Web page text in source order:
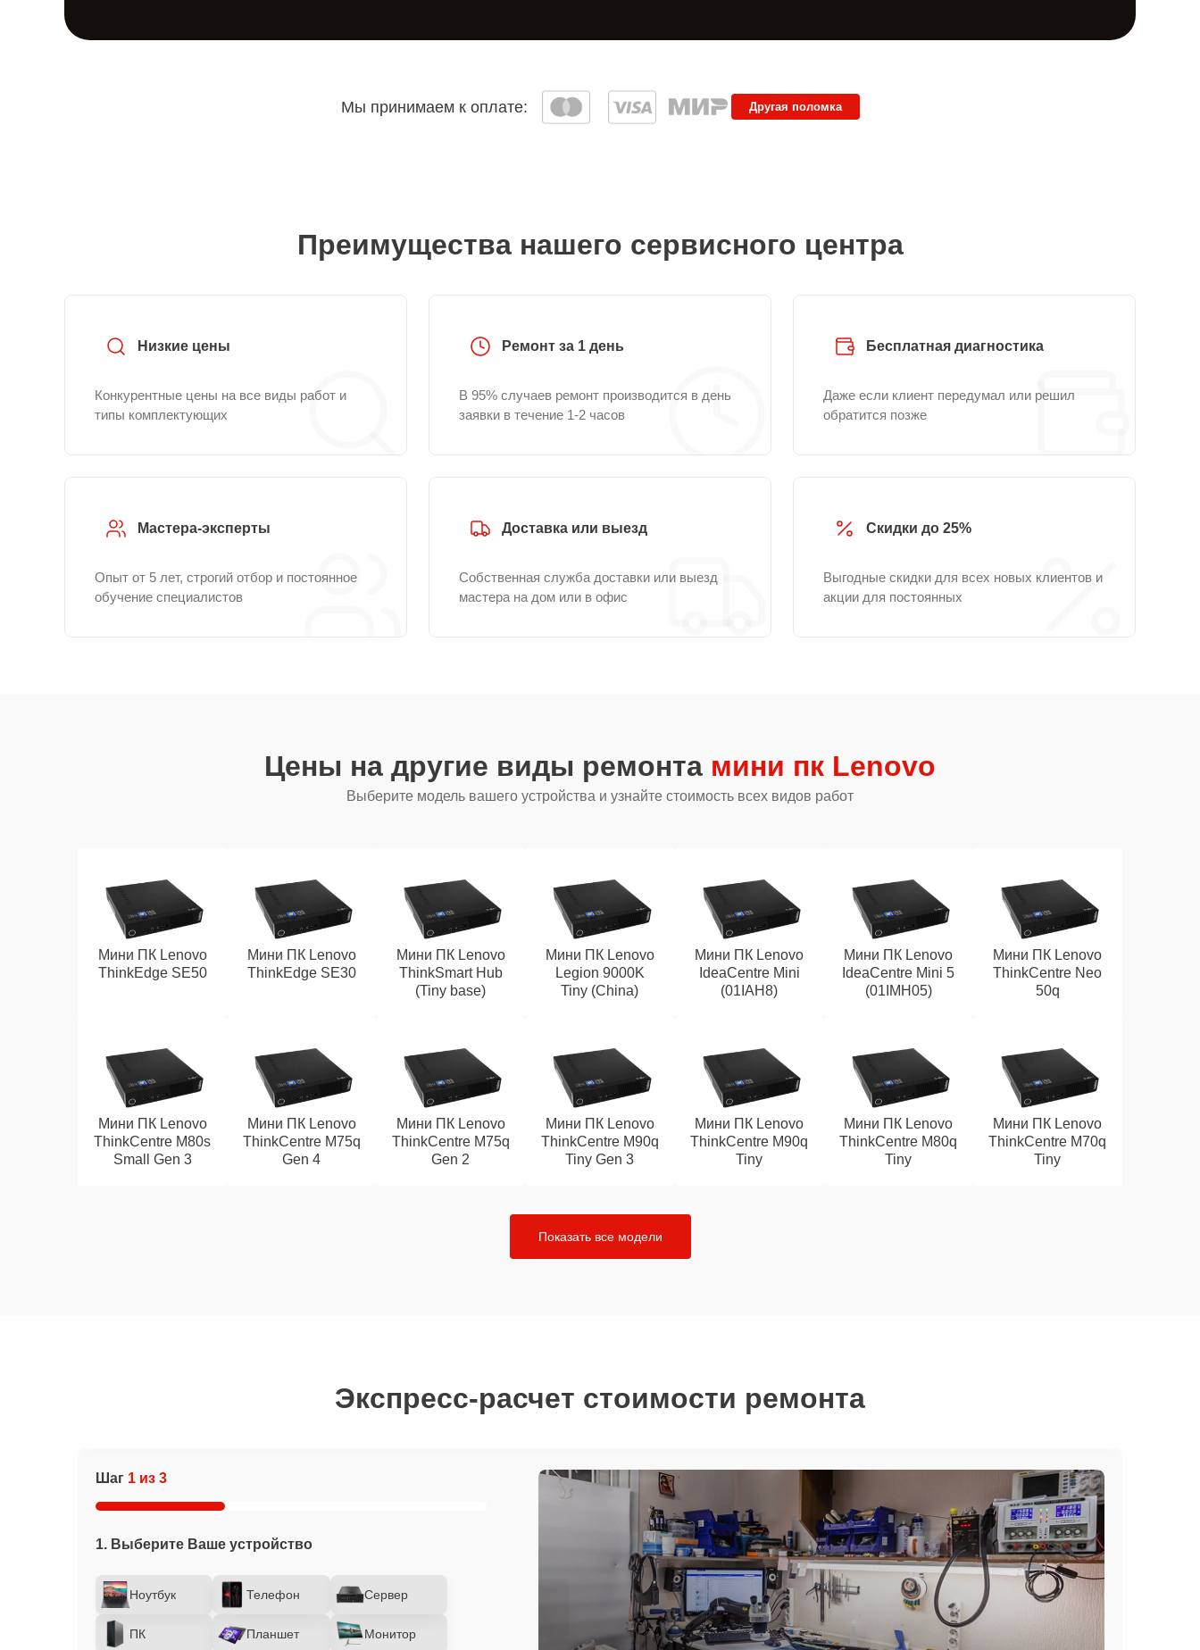
Мы принимаем к оплате: Другая поломка
Преимущества нашего сервисного центра
Низкие цены
Конкурентные цены на все виды работ и
типы комплектующих
Ремонт за 1 день
В 95% случаев ремонт производится в день
заявки в течение 1-2 часов
Бесплатная диагностика
Даже если клиент передумал или решил
обратится позже
Мастера-эксперты
Опыт от 5 лет, строгий отбор и постоянное
обучение специалистов
Доставка или выезд
Собственная служба доставки или выезд
мастера на дом или в офис
Скидки до 25%
Выгодные скидки для всех новых клиентов и
акции для постоянных
Цены на другие виды ремонта мини пк Lenovo
Выберите модель вашего устройства и узнайте стоимость всех видов работ
Мини ПК Lenovo
ThinkEdge SE50
Мини ПК Lenovo
ThinkEdge SE30
Мини ПК Lenovo
ThinkSmart Hub
(Tiny base)
Мини ПК Lenovo
Legion 9000K
Tiny (China)
Мини ПК Lenovo
IdeaCentre Mini
(01IAH8)
Мини ПК Lenovo
IdeaCentre Mini 5
(01IMH05)
Мини ПК Lenovo
ThinkCentre Neo
50q
Мини ПК Lenovo
ThinkCentre M80s
Small Gen 3
Мини ПК Lenovo
ThinkCentre M75q
Gen 4
Мини ПК Lenovo
ThinkCentre M75q
Gen 2
Мини ПК Lenovo
ThinkCentre M90q
Tiny Gen 3
Мини ПК Lenovo
ThinkCentre M90q
Tiny
Мини ПК Lenovo
ThinkCentre M80q
Tiny
Мини ПК Lenovo
ThinkCentre M70q
Tiny
Показать все модели
Экспресс-расчет стоимости ремонта
Шаг 1 из 3
1. Выберите Ваше устройство
Ноутбук Телефон Сервер
ПК Планшет Монитор